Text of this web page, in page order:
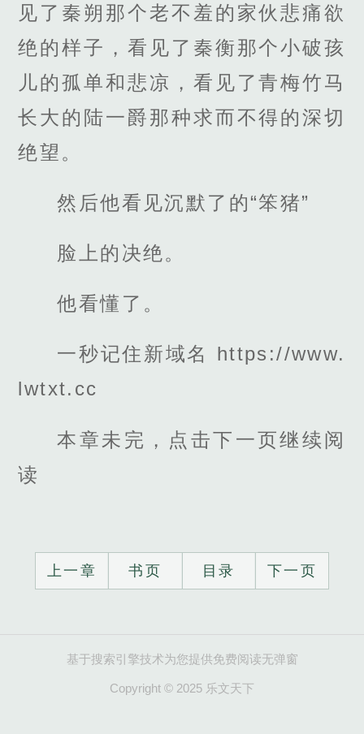
见了秦朔那个老不羞的家伙悲痛欲
绝的样子，看见了秦衡那个小破孩
儿的孤单和悲凉，看见了青梅竹马
长大的陆一爵那种求而不得的深切
绝望。
然后他看见沉默了的“笨猪”
脸上的决绝。
他看懂了。
一秒记住新域名 https://www.
lwtxt.cc
本章未完，点击下一页继续阅
读
上一章 书页 目录 下一页
基于搜索引擎技术为您提供免费阅读无弹窗
Copyright © 2025 乐文天下